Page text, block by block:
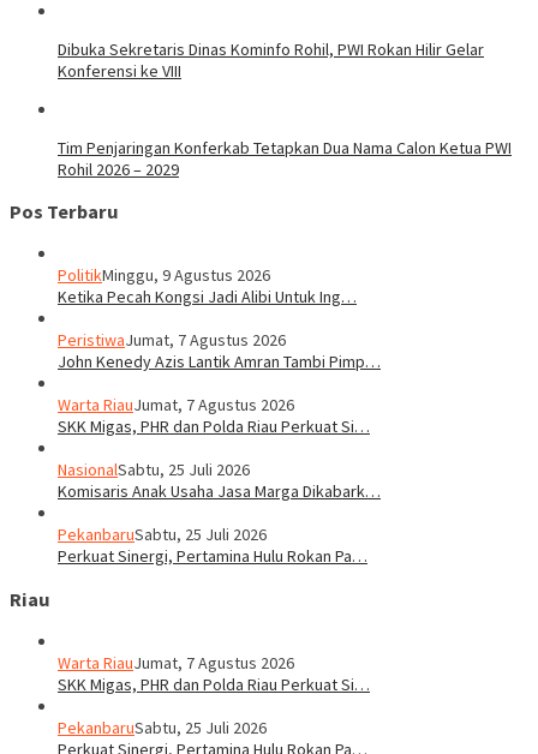
Dibuka Sekretaris Dinas Kominfo Rohil, PWI Rokan Hilir Gelar
Konferensi ke VIII
Tim Penjaringan Konferkab Tetapkan Dua Nama Calon Ketua PWI
Rohil 2026 – 2029
Pos Terbaru
PolitikMinggu, 9 Agustus 2026
Ketika Pecah Kongsi Jadi Alibi Untuk Ing…
PeristiwaJumat, 7 Agustus 2026
John Kenedy Azis Lantik Amran Tambi Pimp…
Warta RiauJumat, 7 Agustus 2026
SKK Migas, PHR dan Polda Riau Perkuat Si…
NasionalSabtu, 25 Juli 2026
Komisaris Anak Usaha Jasa Marga Dikabark…
PekanbaruSabtu, 25 Juli 2026
Perkuat Sinergi, Pertamina Hulu Rokan Pa…
Riau
Warta RiauJumat, 7 Agustus 2026
SKK Migas, PHR dan Polda Riau Perkuat Si…
PekanbaruSabtu, 25 Juli 2026
Perkuat Sinergi, Pertamina Hulu Rokan Pa…